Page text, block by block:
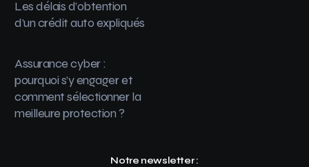
Les délais d’obtention
d’un crédit auto expliqués
Assurance cyber :
pourquoi s’y engager et
comment sélectionner la
meilleure protection ?
Notre newsletter :